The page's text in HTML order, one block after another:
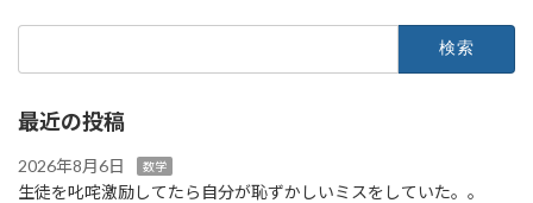
最近の投稿
2026年8月6日 数学
生徒を叱咤激励してたら自分が恥ずかしいミスをしていた。。